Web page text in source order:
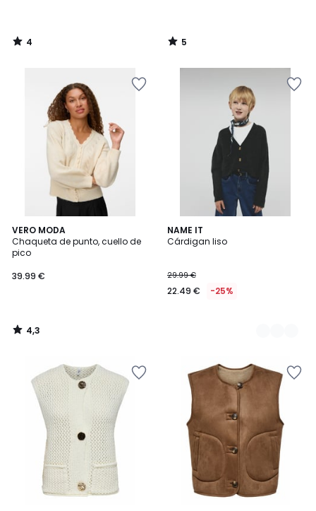
4
/
5
/
VERO MODA
Chaqueta de punto, cuello de
pico
39.99 €
4,3
/ 5
4,3
/
NAME IT
Cárdigan liso
29.99 €
22.49 € -25%
2
Colores